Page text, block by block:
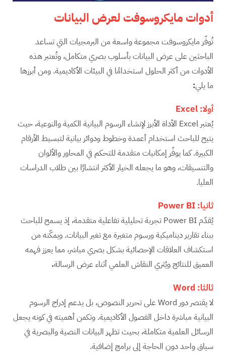
أدوات مايكروسوفت لعرض البيانات
تُوفّر مايكروسوفت مجموعة واسعة من البرمجيات التي تساعد
الباحثين على عرض البيانات بأسلوب بصري متكامل، وتُعتبر هذه
الأدوات من أكثر الحلول استخدامًا في البيئات الأكاديمية. ومن أبرزها
ما يلي:
أولا: Excel
يُعتبر Excel الأداة الأبرز لإنشاء الرسوم البيانية الكمية والنوعية، حيث
يتيح للباحث استخدام أعمدة وخطوط ودوائر بيانية لتبسيط الأرقام
الكبيرة. كما يوفّر إمكانيات متقدمة للتحكم في المحاور والألوان
والتنسيقات، وهو ما يجعله الخيار الأكثر انتشارًا بين طلاب الدراسات
العليا.
ثانيا: Power BI
يُقدّم Power BI تجربة تحليلية تفاعلية متقدمة، إذ يسمح للباحث
ببناء تقارير ديناميكية ورسوم متغيرة مع تغير البيانات. ويمكّنه من
استكشاف العلاقات الإحصائية بشكل بصري مباشر، مما يعزز فهمه
العميق للنتائج ويُثري النقاش العلمي أثناء عرض الرسالة.
ثالثا: Word
لا يقتصر دور Word على تحرير النصوص، بل يدعم إدراج الرسوم
البيانية مباشرة داخل الفصول الأكاديمية. وتكمن أهميته في كونه يجعل
الرسائل العلمية متكاملة، بحيث تظهر البيانات النصية والبصرية في
سياق واحد دون الحاجة إلى برامج إضافية.